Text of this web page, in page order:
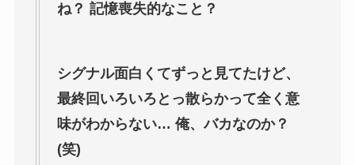
ね？ 記憶喪失的なこと？
シグナル面白くてずっと見てたけど、
最終回いろいろとっ散らかって全く意
味がわからない… 俺、バカなのか？
(笑)